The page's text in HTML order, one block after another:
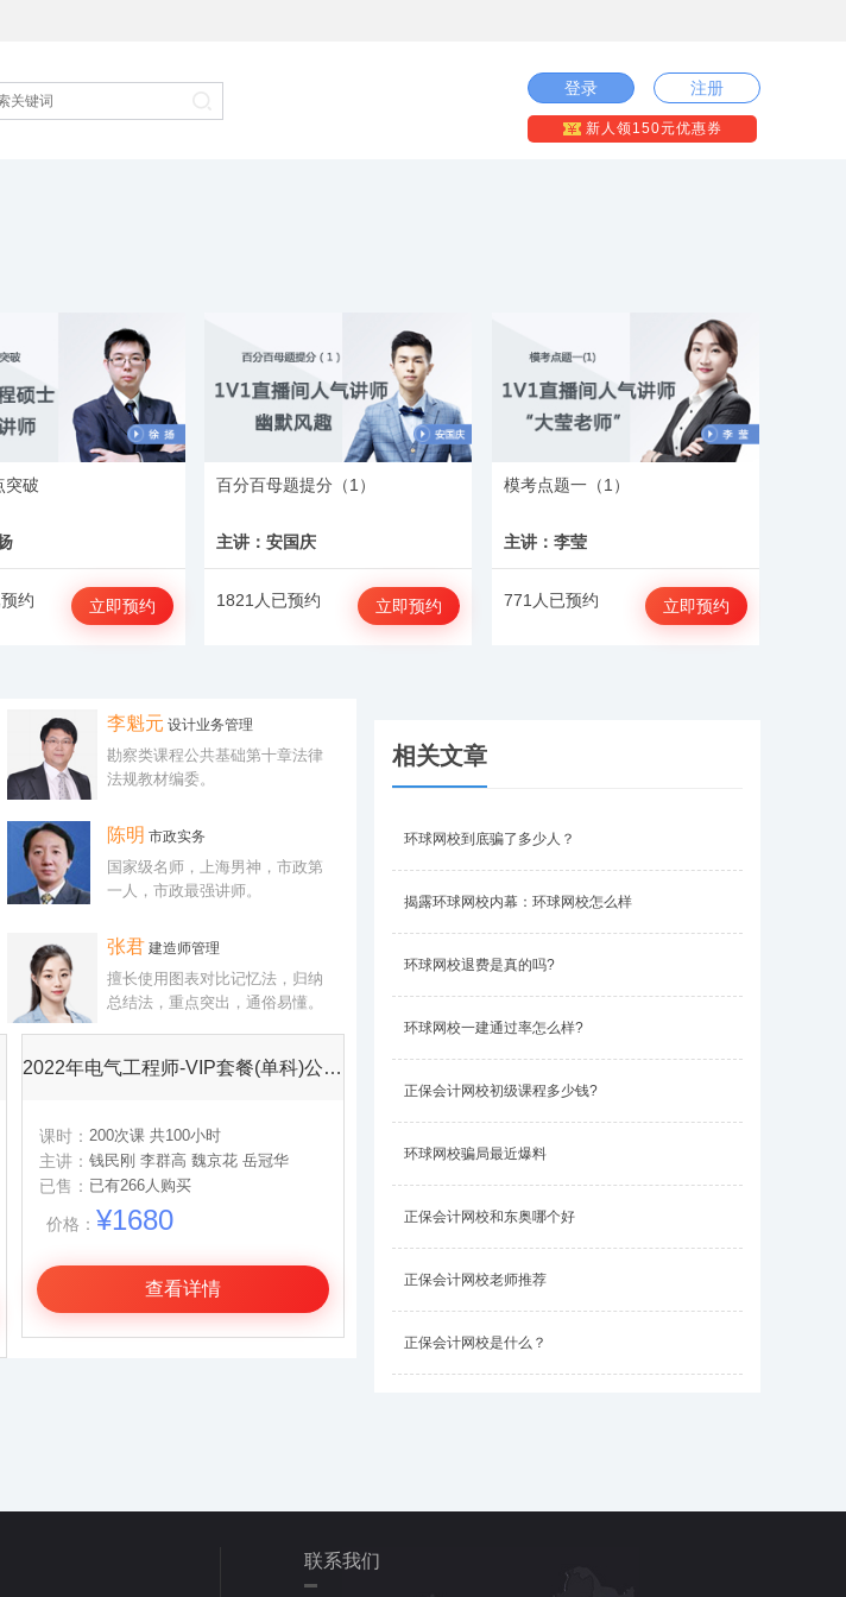
登录 注册
新人领150元优惠券
突破
约 立即预约
百分百母题提分（1）
主讲：安国庆
1821人已预约 立即预约
模考点题一（1）
主讲：李莹
771人已预约 立即预约
李魁元 设计业务管理
勘察类课程公共基础第十章法律
法规教材编委。
陈明 市政实务
国家级名师，上海男神，市政第
一人，市政最强讲师。
张君 建造师管理
擅长使用图表对比记忆法，归纳
总结法，重点突出，通俗易懂。
2022年电气工程师-VIP套餐(单科)公共基础
课时： 200次课 共100小时
主讲： 钱民刚 李群高 魏京花 岳冠华
已售： 已有266人购买
价格： ¥1680
查看详情
相关文章
环球网校到底骗了多少人？
揭露环球网校内幕：环球网校怎么样
环球网校退费是真的吗?
环球网校一建通过率怎么样?
正保会计网校初级课程多少钱?
环球网校骗局最近爆料
正保会计网校和东奥哪个好
正保会计网校老师推荐
正保会计网校是什么？
联系我们